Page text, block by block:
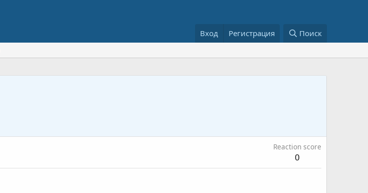
Вход Регистрация Поиск
Reaction score
0